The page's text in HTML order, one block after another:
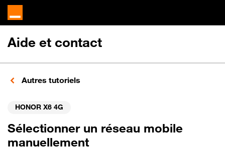
Aide et contact
Autres tutoriels
HONOR X6 4G
Sélectionner un réseau mobile
manuellement